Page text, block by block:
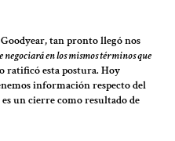
tan pronto llegó nos
en los mismos términos que
ratificó esta postura. Hoy
información respecto del
un cierre como resultado de